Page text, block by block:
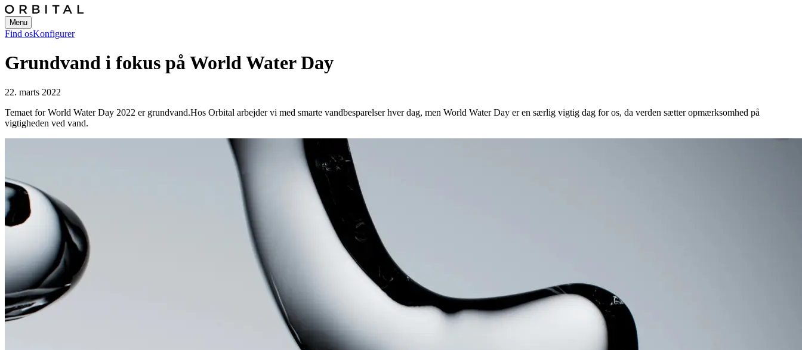
Menu
Find osKonfigurer
Grundvand i fokus på World Water Day
22. marts 2022
Temaet for World Water Day 2022 er grundvand.Hos Orbital arbejder vi med smarte vandbesparelser hver dag, men World Water Day er en særlig vigtig dag for os, da verden sætter opmærksomhed på
vigtigheden ved vand.